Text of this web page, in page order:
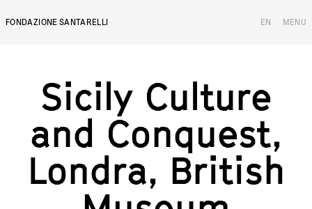
FONDAZIONE SANTARELLI EN MENU
Sicily Culture
Sicily Culture
and Conquest,
Londra, British